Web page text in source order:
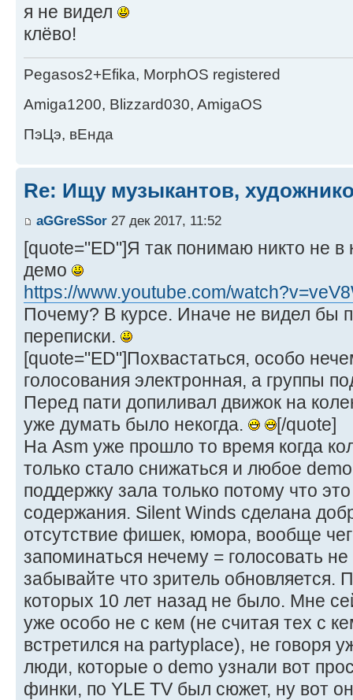
я не видел
клёво!
Pegasos2+Efika, MorphOS registered
Amiga1200, Blizzard030, AmigaOS
ПэЦэ, вЕнда
Re: Ищу музыкантов,
aGGreSSor 27 дек 2017, 11:52
[quote="ED"]Я так понимаю никто не в
демо
https://www.youtube.com/
Почему? В курсе. Иначе не видел бы
переписки.
[quote="ED"]Похвастаться, особо
голосования электронная, а группы
Перед пати допиливал движок на
уже думать было некогда.
[/quote]
На Asm уже прошло то время когда
только стало снижаться и любое
поддержку зала только потому что
содержания. Silent Winds сделана
отсутствие фишек, юмора, вообще
запоминаться нечему = голосовать
забывайте что зритель
которых 10 лет назад не было. Мне
уже особо не с кем (не считая тех с
встретился на partyplace), не говоря
люди, которые о demo узнали вот
финки, по YLE TV был сюжет, ну вот